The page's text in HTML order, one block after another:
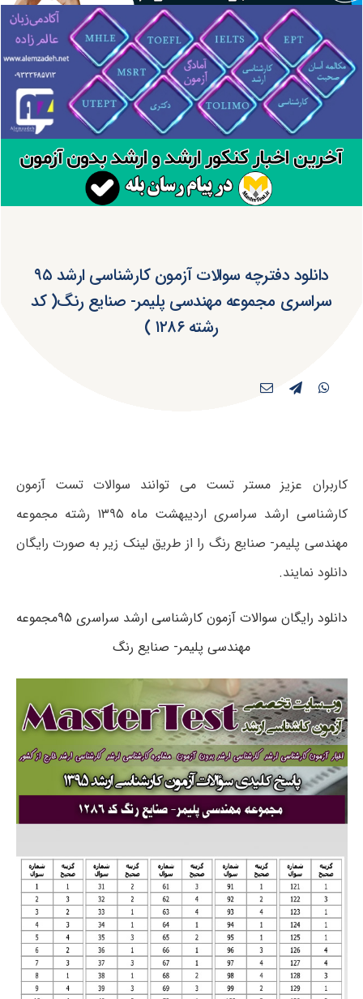
دانلود دفترچه سوالات آزمون کارشناسی ارشد ۹۵
سراسری مجموعه مهندسی پلیمر- صنایع رنگ( کد
رشته ۱۲۸۶ )
کاربران عزیز مستر تست می توانند سوالات تست آزمون
کارشناسی ارشد سراسری اردیبهشت ماه ۱۳۹۵ رشته مجموعه
مهندسی پلیمر- صنایع رنگ را از طریق لینک زیر به صورت رایگان
دانلود نمایند.
دانلود رایگان سوالات آزمون کارشناسی ارشد سراسری ۹۵مجموعه
مهندسی پلیمر- صنایع رنگ